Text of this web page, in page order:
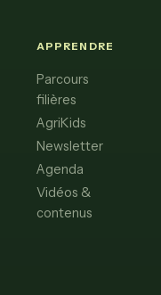
APPRENDRE
Parcours
filières
AgriKids
Newsletter
Agenda
Vidéos &
contenus